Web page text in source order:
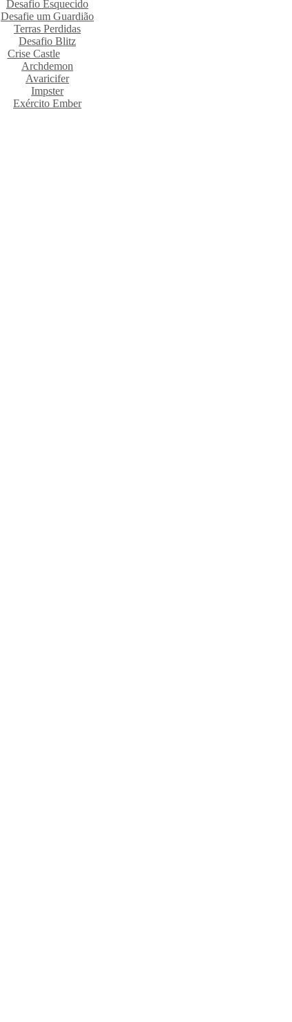
Desafio Esquecido
Desafie um Guardião
Terras Perdidas
Desafio Blitz
Crise Castle
Archdemon
Avaricifer
Impster
Exército Ember